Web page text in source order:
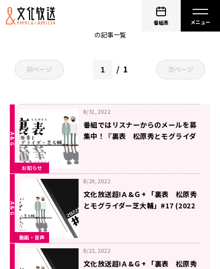
番組表
非公開: 芝大輔（モグライダー）
の記事一覧
前ページ 1 次ページ
お知らせ
8/31, 2022
番組ではリスナーからのメールを募
集中！『裏表 松原秀とモグライダ
動画・音声
8/29, 2022
文化放送超!Ａ&Ｇ+ 「裏表 松原秀
とモグライダー芝大輔」#17 (2022
8/22, 2022
文化放送超!Ａ&Ｇ+ 「裏表 松原秀